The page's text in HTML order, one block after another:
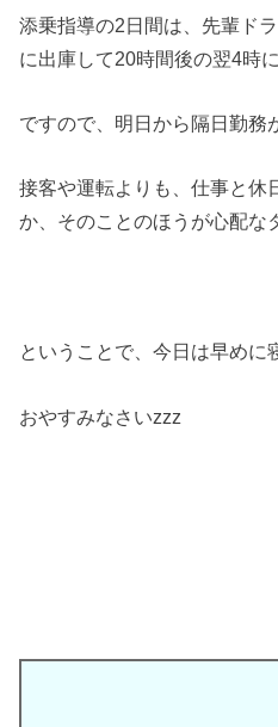
添乗指導の2日間は、先輩ド
に出庫して20時間後の翌4時
ですので、明日から隔日勤務
接客や運転よりも、仕事と休
か、そのことのほうが心配な
ということで、今日は早めに
おやすみなさいzzz